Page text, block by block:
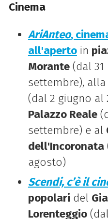
Cinema
AriAnteo,
all'apertoin
Morante(dal 31
settembre), alla
(dal 2 giugno al
Palazzo Reale
settembre) e al
dell'Incoronata
agosto)
Scendi, c’è il
popolari del
Lorenteggio(dal